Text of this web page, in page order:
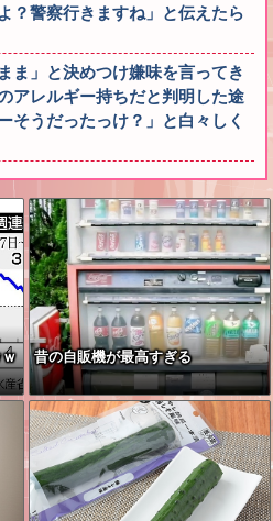
？警察行きますね」と伝えたら
ま」と決めつけ嫌味を言ってき
アレルギー持ちだと判明した途
そうだったっけ？」と白々しく
昔の自販機が最高すぎる